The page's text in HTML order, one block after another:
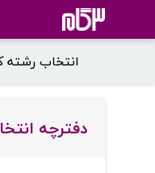
انتخاب رشته
دفترچه انتخاب رشته کنکور